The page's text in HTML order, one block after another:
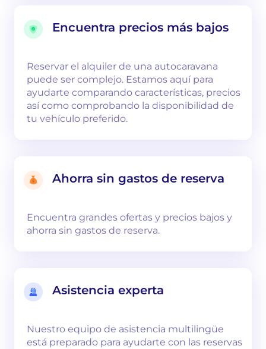
Encuentra precios más bajos
Reservar el alquiler de una autocaravana
puede ser complejo. Estamos aquí para
ayudarte comparando características, precios
así como comprobando la disponibilidad de
tu vehículo preferido.
Ahorra sin gastos de reserva
Encuentra grandes ofertas y precios bajos y
ahorra sin gastos de reserva.
Asistencia experta
Nuestro equipo de asistencia multilingüe
está preparado para ayudarte con las reservas